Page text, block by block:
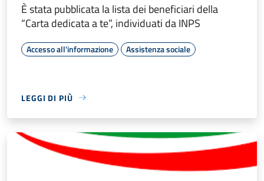
È stata pubblicata la lista dei beneficiari della
“Carta dedicata a te”, individuati da INPS
Accesso all'informazione Assistenza sociale
LEGGI DI PIÙ